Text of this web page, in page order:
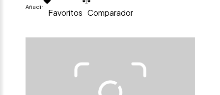
Añadir
Favoritos Comparador